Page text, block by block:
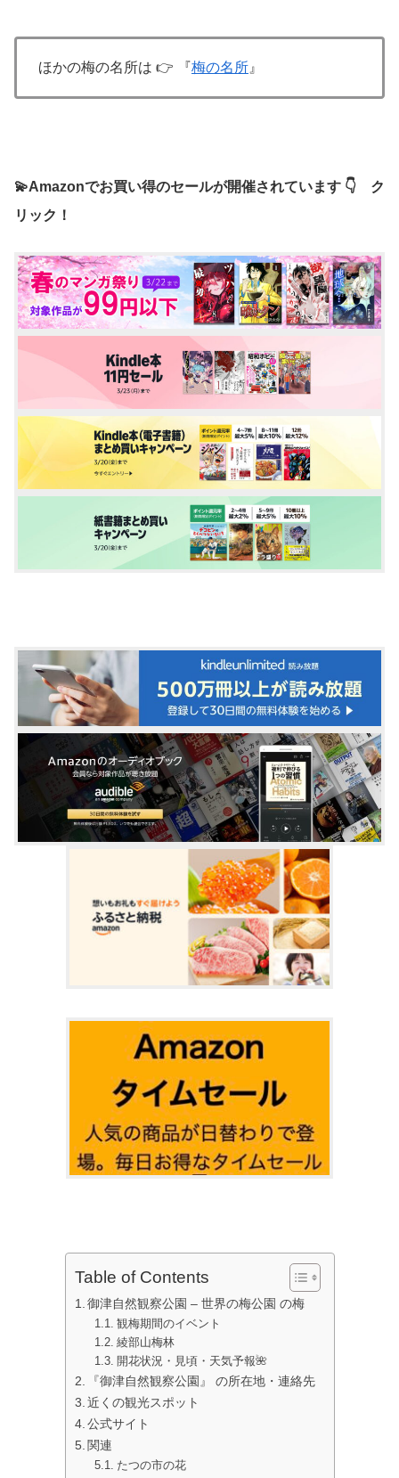
ほかの梅の名所は 👉 『梅の名所 』
💫Amazonでお買い得のセールが開催されています 👇 ク
リック！
Table of Contents
御津自然観察公園 – 世界の梅公園 の梅
観梅期間のイベント
綾部山梅林
開花状況・見頃・天気予報🌺
『御津自然観察公園』 の所在地・連絡先
近くの観光スポット
公式サイト
関連
たつの市の花